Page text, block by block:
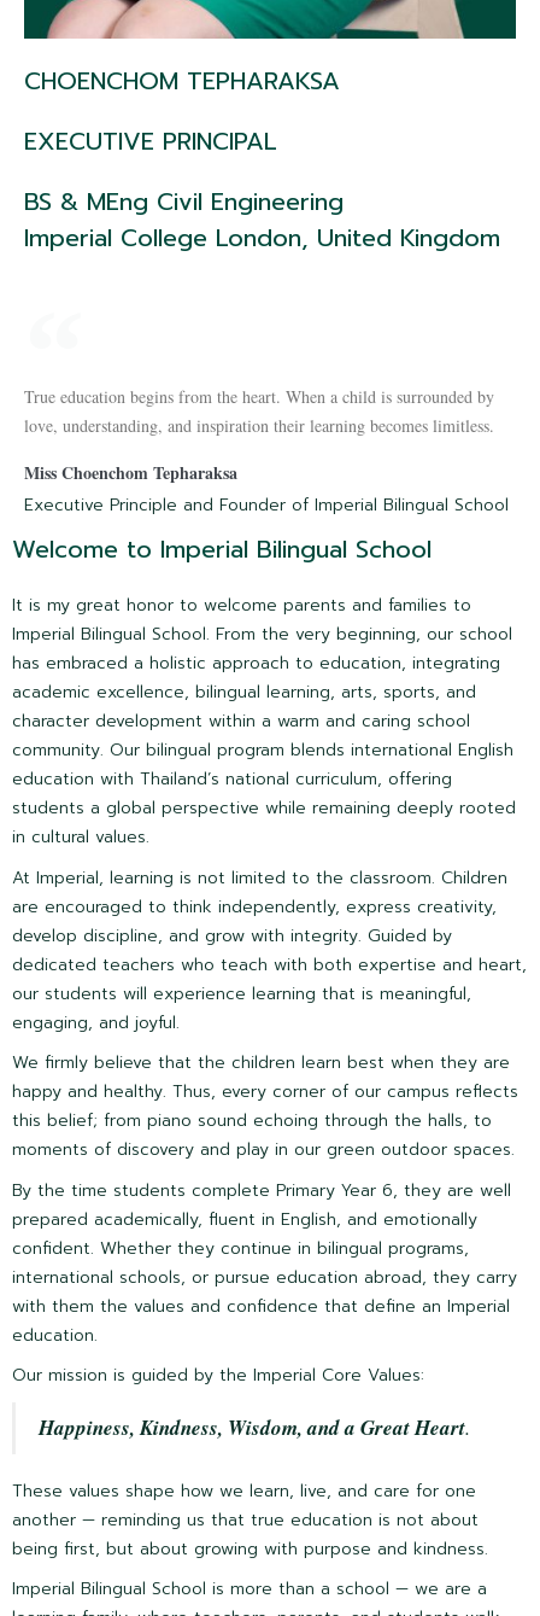
CHOENCHOM TEPHARAKSA
EXECUTIVE PRINCIPAL
BS & MEng Civil Engineering
Imperial College London, United Kingdom
True education begins from the heart. When a child is surrounded by
love, understanding, and inspiration their learning becomes limitless.
Miss Choenchom Tepharaksa
Executive Principle and Founder of Imperial Bilingual School
Welcome to Imperial Bilingual School
It is my great honor to welcome parents and families to
Imperial Bilingual School. From the very beginning, our school
has embraced a holistic approach to education, integrating
academic excellence, bilingual learning, arts, sports, and
character development within a warm and caring school
community. Our bilingual program blends international English
education with Thailand’s national curriculum, offering
students a global perspective while remaining deeply rooted
in cultural values.
At Imperial, learning is not limited to the classroom. Children
are encouraged to think independently, express creativity,
develop discipline, and grow with integrity. Guided by
dedicated teachers who teach with both expertise and heart,
our students will experience learning that is meaningful,
engaging, and joyful.
We firmly believe that the children learn best when they are
happy and healthy. Thus, every corner of our campus reflects
this belief; from piano sound echoing through the halls, to
moments of discovery and play in our green outdoor spaces.
By the time students complete Primary Year 6, they are well
prepared academically, fluent in English, and emotionally
confident. Whether they continue in bilingual programs,
international schools, or pursue education abroad, they carry
with them the values and confidence that define an Imperial
education.
Our mission is guided by the Imperial Core Values:
Happiness, Kindness, Wisdom, and a Great Heart.
These values shape how we learn, live, and care for one
another — reminding us that true education is not about
being first, but about growing with purpose and kindness.
Imperial Bilingual School is more than a school — we are a
51/9 หมู่ที่ 4 ตำบลท่าหลวง
อำเภอเมือง จังหวัดพิจิตร 66000
Imperial Phichit Bilingual School
โรงเรียนอิมพีเรียลพิษณุโลก สองภาษา
99/99 หมู่ที่ 4 ตำบลพลายชุมพล
อำเภอเมือง จังหวัดพิษณุโลก 65000
Imperial Phitsanulok Bilingual School
ยินดีต้อนรับจากผู้บริหาร
สิ่งอำนวยความสะดวก
คู่มือนักเรียนและผู้ปกครอง